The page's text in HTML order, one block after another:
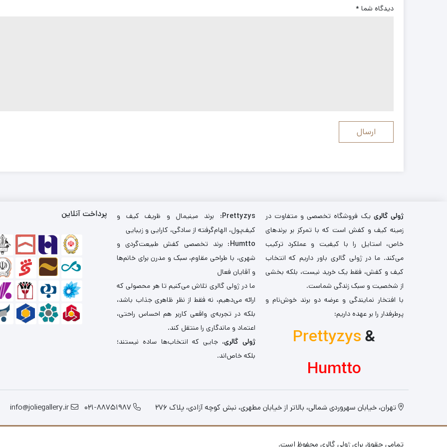
دیدگاه شما *
ژولی گالری یک فروشگاه تخصصی و متفاوت در
زمینه کیف و کفش است که با تمرکز بر برندهای
خاص، استایل را با کیفیت و عملکرد ترکیب
می‌کند. ما در ژولی گالری باور داریم که انتخاب
کیف و کفش، فقط یک خرید نیست، بلکه بخشی
از شخصیت و سبک زندگی شماست.
با افتخار نمایندگی و عرضه دو برند خوش‌نام و
پرطرفدار را بر عهده داریم:
Prettyzys&
Humtto
Prettyzys: برند مینیمال و ظریف کیف و
کیف‌پول، الهام‌گرفته از سادگی، کارایی و زیبایی
Humtto: برند تخصصی کفش طبیعت‌گردی و
شهری، با طراحی مقاوم، سبک و مدرن برای خانم‌ها
و آقایان فعال
ما در ژولی گالری تلاش می‌کنیم تا هر محصولی که
ارائه می‌دهیم، نه فقط از نظر ظاهری جذاب باشد،
بلکه در تجربه‌ی واقعی کاربر هم احساس راحتی،
اعتماد و ماندگاری را منتقل کند.
ژولی گالری، جایی که انتخاب‌ها ساده نیستند؛
بلکه خاص‌اند.
پرداخت آنلاین
تهران، خیابان سهروردی شمالی، بالاتر از خیابان مطهری، نبش کوچه آزادی، پلاک 276 021-88751987
info@joliegallery.ir
تمامی حقوق برای ژولی گالری محفوظ است.